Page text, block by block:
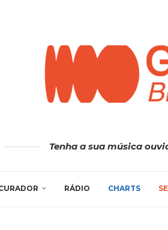
Tenha a sua música
RÁDIO CHARTS